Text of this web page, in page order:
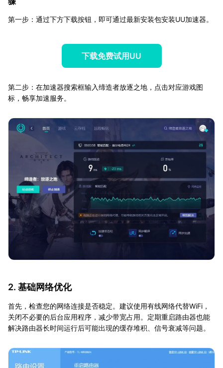
第一步：通过下方下载按钮，即可通过最新安装包安装UU加速器。
下载免费试用UU
第二步：在加速器搜索框输入缔造者放逐之地，点击对应游戏图
标，畅享加速服务。
2. 基础网络优化
首先，检查您的网络连接是否稳定。建议使用有线网络代替WiFi，
关闭不必要的后台应用程序，减少带宽占用。定期重启路由器也能
解决路由器长时间运行后可能出现的缓存堆积、信号衰减等问题。